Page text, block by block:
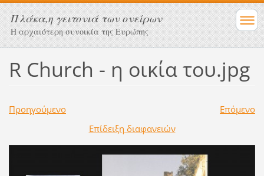
Πλάκα,η γειτονιά των ονείρων
Η αρχαιότερη συνοικία της Ευρώπης
R Church - η οικία του.jpg
Προηγούμενο
Επόμενο
Επίδειξη διαφανειών